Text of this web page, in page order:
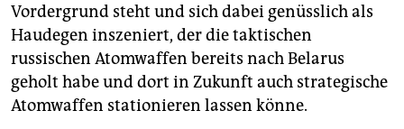
Vordergrund steht und sich dabei genüsslich als
Haudegen inszeniert, der die taktischen
russischen Atomwaffen bereits nach Belarus
geholt habe und dort in Zukunft auch strategische
Atomwaffen stationieren lassen könne.